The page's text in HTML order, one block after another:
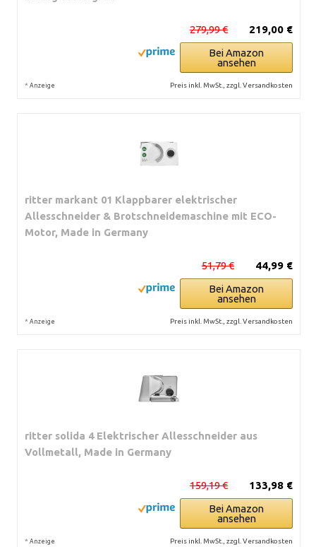
219,00 €
279,99 €
Bei Amazon
ansehen
* Anzeige Preis inkl. MwSt., zzgl. Versandkosten
ritter markant 01 Klappbarer elektrischer
Allesschneider & Brotschneidemaschine mit ECO-
Motor, Made in Germany
44,99 €
51,79 €
Bei Amazon
ansehen
* Anzeige Preis inkl. MwSt., zzgl. Versandkosten
ritter solida 4 Elektrischer Allesschneider aus
Vollmetall, Made in Germany
133,98 €
159,19 €
Bei Amazon
ansehen
* Anzeige Preis inkl. MwSt., zzgl. Versandkosten